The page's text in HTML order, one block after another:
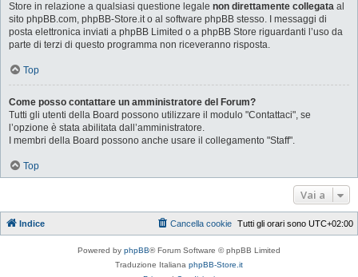
Store in relazione a qualsiasi questione legale non direttamente collegata al
sito phpBB.com, phpBB-Store.it o al software phpBB stesso. I messaggi di
posta elettronica inviati a phpBB Limited o a phpBB Store riguardanti l’uso da
parte di terzi di questo programma non riceveranno risposta.
Top
Come posso contattare un amministratore del Forum?
Tutti gli utenti della Board possono utilizzare il modulo "Contattaci", se
l’opzione è stata abilitata dall’amministratore.
I membri della Board possono anche usare il collegamento "Staff".
Top
Vai a
Indice Tutti gli orari sono UTC+02:00
Cancella cookie
Powered by phpBB® Forum Software © phpBB Limited
Traduzione Italiana phpBB-Store.it